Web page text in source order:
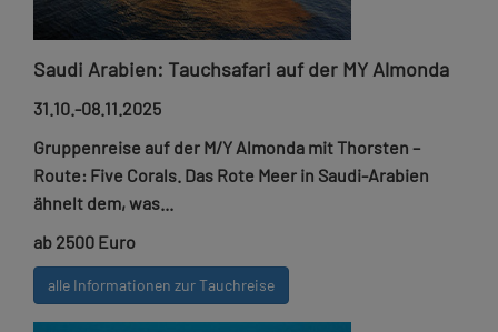
Saudi Arabien: Tauchsafari auf der MY Almonda
31.10.-08.11.2025
Gruppenreise auf der M/Y Almonda mit Thorsten –
Route: Five Corals. Das Rote Meer in Saudi-Arabien
ähnelt dem, was...
ab 2500 Euro
alle Informationen zur Tauchreise